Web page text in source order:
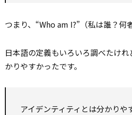
つまり、“Who am I?”（私は誰？何
日本語の定義もいろいろ調べたけれ
かりやすかったです。
アイデンティティとは分かりや